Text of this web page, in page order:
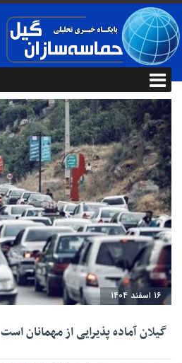
۱۶ اسفند ۱۴۰۴
گیلان آماده پذیرایی‌ از مهمانان است